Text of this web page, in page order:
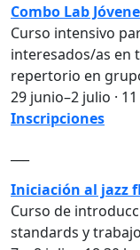
Combo Lab
Curso intensivo
interesados/as en
repertorio en
29 junio–2 julio ·
Inscripciones
Iniciación al jazz
Curso de
standards y